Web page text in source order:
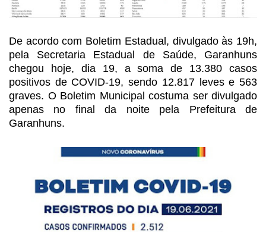
De acordo com Boletim Estadual, divulgado às 19h,
pela Secretaria Estadual de Saúde, Garanhuns
chegou hoje, dia19, a soma de 13.380 casos
positivos de COVID-19, sendo 12.817 leves e 563
graves. O Boletim Municipal costuma ser divulgado
apenas no final da noite pela Prefeitura de
Garanhuns.